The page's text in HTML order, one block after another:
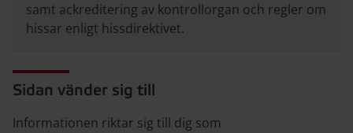
samt ackreditering av kontrollorgan och regler om
hissar enligt hissdirektivet.
Sidan vänder sig till
Informationen riktar sig till dig som